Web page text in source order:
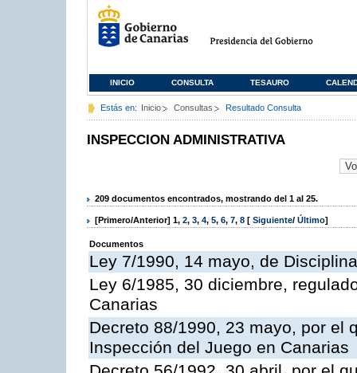
INICIO CONSULTA TESAURO
Estás en: Inicio Consultas Resultado Consulta
INSPECCION ADMINISTRATIVA
209 documentos encontrados, mostrando del 1 al 25.
[Primero/Anterior] 1, 2, 3, 4, 5, 6, 7, 8 [ Siguiente/ Último]
Documentos
Ley 7/1990, 14 mayo, de
Ley 6/1985, 30 diciembre,
Canarias
Decreto 88/1990, 23 mayo, por el
Inspección del Juego en Canarias